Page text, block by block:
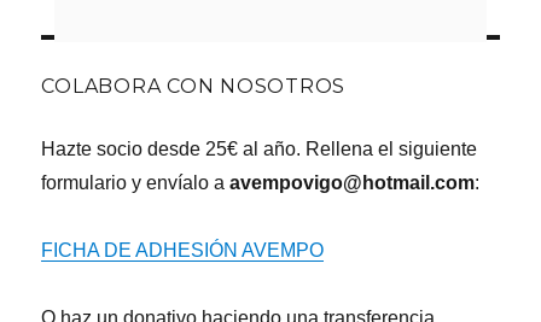
COLABORA CON NOSOTROS
Hazte socio desde 25€ al año. Rellena el siguiente
formulario y envíalo aavempovigo@hotmail.com:
FICHA DE ADHESIÓN AVEMPO